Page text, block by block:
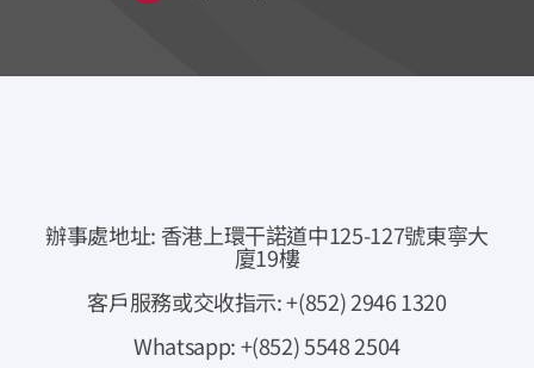
辦事處地址: 香港上環干諾道中125-127號東寧大
廈19樓
客戶服務或交收指示: +(852) 2946 1320
Whatsapp: +(852) 5548 2504